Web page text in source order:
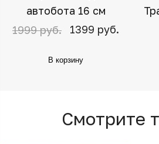
автобота 16 см
1999 руб.
1399 руб.
В корзину
Смотрите